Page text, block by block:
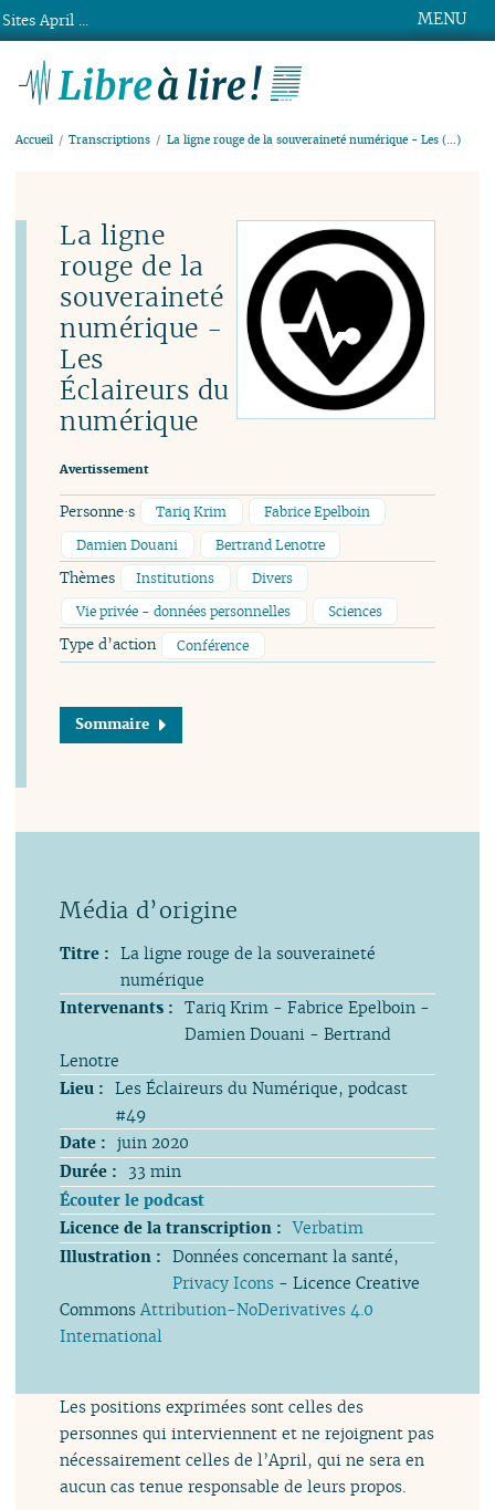
MENU
Accueil Transcriptions La ligne rouge de la souveraineté numérique - Les (…)
La ligne
rouge de la
souveraineté
numérique -
Les
Éclaireurs du
numérique
Avertissement
Personne·s Tariq Krim
Fabrice Epelboin
Damien Douani
Bertrand Lenotre
Thèmes Institutions
Divers
Vie privée - données personnelles
Sciences
Type d’action Conférence
Sommaire
Titre : La ligne rouge de la souveraineté
numérique
Intervenants : Tariq Krim - Fabrice Epelboin -
Damien Douani - Bertrand
Lenotre
Lieu : Les Éclaireurs du Numérique, podcast
#49
Date : juin 2020
Durée :
33 min
Écouter le podcast
Licence de la transcription : Verbatim
Illustration : Données concernant la santé,
Privacy Icons - Licence Creative
CommonsAttribution-NoDerivatives 4.0
International
Les positions exprimées sont celles des
personnes qui interviennent et ne rejoignent pas
nécessairement celles de l’April, qui ne sera en
aucun cas tenue responsable de leurs propos.
Sites April ...